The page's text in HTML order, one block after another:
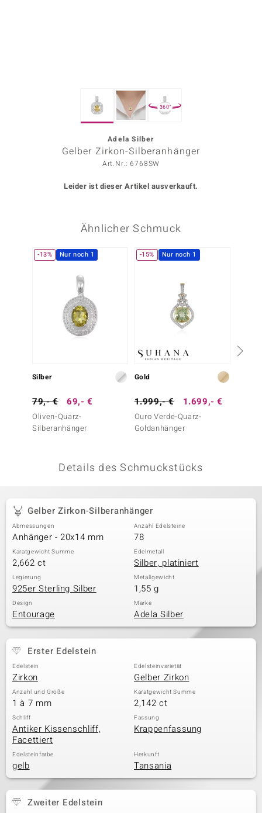
BY DE MELO
Classics
360°
Adela Silber
Gelber Zirkon-Silberanhänger
Art.Nr.: 6768SW
Leider ist dieser Artikel ausverkauft.
Ähnlicher Schmuck
-13% Nur noch 1
Silber
79,- € 69,- €
Oliven-Quarz-
Silberanhänger
-15% Nur noch 1
Gold
1.999,- € 1.699,- €
Ouro Verde-Quarz-
Goldanhänger
Details des Schmuckstücks
Gelber Zirkon-Silberanhänger
Abmessungen
Anhänger - 20x14 mm
Anzahl Edelsteine
78
Karatgewicht Summe
2,662 ct
Edelmetall
Silber, platiniert
Legierung
925er Sterling Silber
Metallgewicht
1,55 g
Design
Entourage
Marke
Adela Silber
Erster Edelstein
Edelstein
Zirkon
Edelsteinvarietät
Gelber Zirkon
Anzahl und Größe
1 à 7 mm
Karatgewicht Summe
2,142 ct
Schliff
Antiker Kissenschliff,
Facettiert
Fassung
Krappenfassung
Edelsteinfarbe
gelb
Herkunft
Tansania
Zweiter Edelstein